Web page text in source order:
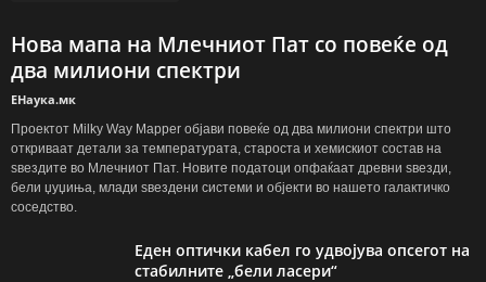
Нова мапа на Млечниот Пат со повеќе од
два милиони спектри
ЕНаука.мк
Проектот Milky Way Mapper објави повеќе од два милиони спектри што
откриваат детали за температурата, староста и хемискиот состав на
ѕвездите во Млечниот Пат. Новите податоци опфаќаат древни ѕвезди,
бели џуџиња, млади ѕвездени системи и објекти во нашето галактичко
соседство.
Еден оптички кабел го удвојува опсегот на
стабилните „бели ласери“